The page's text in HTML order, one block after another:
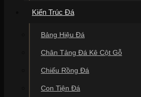
Kiến Trúc Đá
Bảng Hiệu Đá
Chân Tảng Đá Kê Cột Gỗ
Chiếu Rồng Đá
Con Tiện Đá